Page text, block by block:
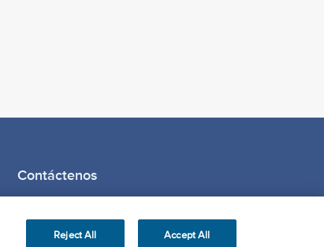
Contáctenos
Reject All Accept All